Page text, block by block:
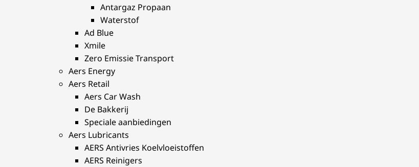
Antargaz Propaan
Waterstof
Ad Blue
Xmile
Zero Emissie Transport
Aers Energy
Aers Retail
Aers Car Wash
De Bakkerij
Speciale aanbiedingen
Aers Lubricants
AERS Antivries Koelvloeistoffen
AERS Reinigers